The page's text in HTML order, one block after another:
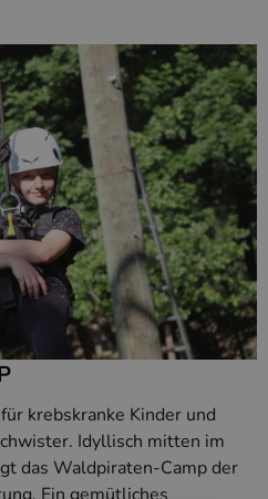
krebskranke Kinder und
Idyllisch mitten im
das Waldpiraten-Camp der